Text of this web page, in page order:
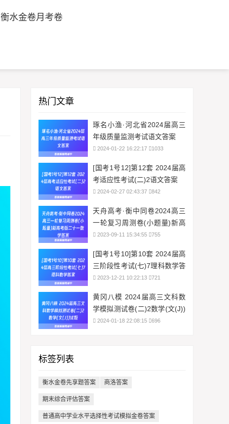
衡水金卷月考卷
热门文章
琢名小渔·河北省2024届高三
年级质量监测考试语文答案
2024-01-22 16:22:17 1033
[国考1号12]第12套 2024届高
考适应性考试(二)2语文答案
2024-02-27 02:43:37 842
天舟高考·衡中同卷2024高三
一轮复习周测卷(小题量)新高
考版二十一数学答案
2023-09-11 15:34:55 755
[国考1号10]第10套 2024届高
三阶段性考试(七)7理科数学答
案2023-12-21 10:22:13 721
黄冈八模 2024届高三文科数
学模拟测试卷(二)2数学(文(J))
试题
2024-01-18 22:08:15 696
标签列表
衡水金卷先享题答案 商洛答案
期末综合评估答案
普通高中学业水平选择性考试模拟金卷答案